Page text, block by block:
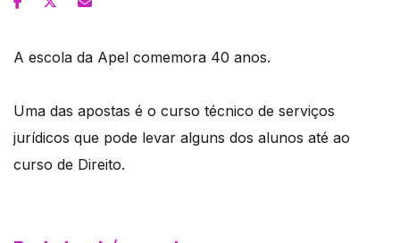
A escola da Apel comemora 40 anos.
Uma das apostas é o curso técnico de serviços
jurídicos que pode levar alguns dos alunos até ao
curso de Direito.